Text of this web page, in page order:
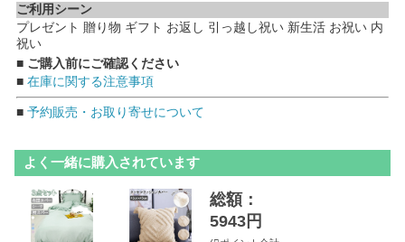
ご利用シーン
プレゼント 贈り物 ギフト お返し 引っ越し祝い 新生活 お祝い 内
祝い
■ ご購入前にご確認ください
■ 在庫に関する注意事項
■ 予約販売・お取り寄せについて